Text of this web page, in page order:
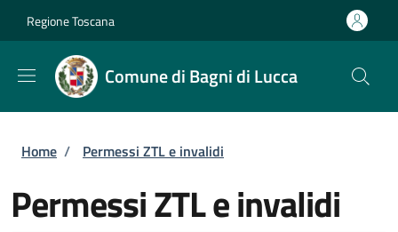
Regione Toscana
Comune di Bagni di Lucca
Briciole di pane
Home / Permessi ZTL e invalidi
Permessi ZTL e invalidi